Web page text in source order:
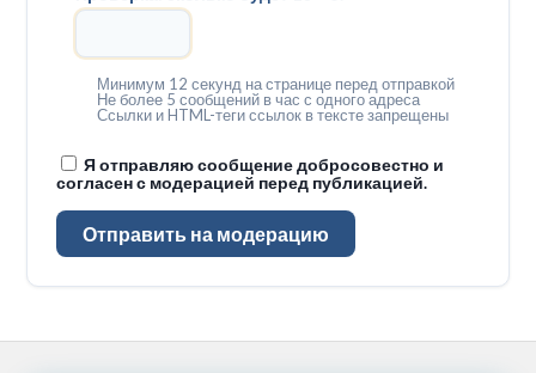
Минимум 12 секунд на странице перед отправкой
Не более 5 сообщений в час с одного адреса
Ссылки и HTML-теги ссылок в тексте запрещены
Я отправляю сообщение добросовестно и
согласен с модерацией перед публикацией.
Отправить на модерацию